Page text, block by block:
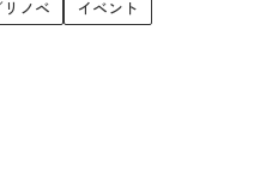
ノベ
イベント